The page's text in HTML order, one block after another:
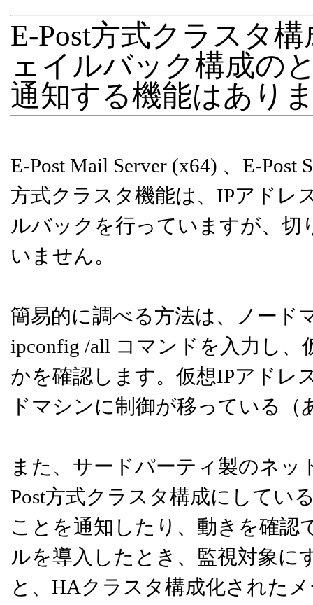
E-Post方式クラスタ
ェイルバック構成の
通知する機能はあり
E-Post Mail Server (x64) 、E-Post
方式クラスタ機能は、IPアドレ
ルバックを行っていますが、
いません。
簡易的に調べる方法は、ノード
ipconfig /all コマンドを入力し
かを確認します。仮想IPアドレ
ドマシンに制御が移っている
また、サードパーティ製のネ
Post方式クラスタ構成にしてい
ことを通知したり、動きを確認
ルを導入したとき、監視対象に
と、HAクラスタ構成化された